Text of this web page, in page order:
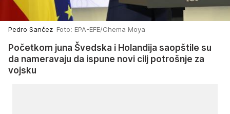
Pedro Sančez Foto: EPA-EFE/Chema Moya
Početkom juna Švedska i Holandija saopštile su
da nameravaju da ispune novi cilj potrošnje za
vojsku